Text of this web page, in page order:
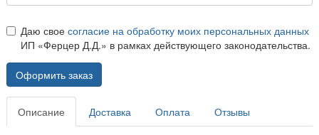
Даю свое согласие на обработку моих персональных данных
ИП «Ферцер Д.Д.» в рамках действующего законодательства.
Оформить заказ
Описание Доставка Оплата Отзывы